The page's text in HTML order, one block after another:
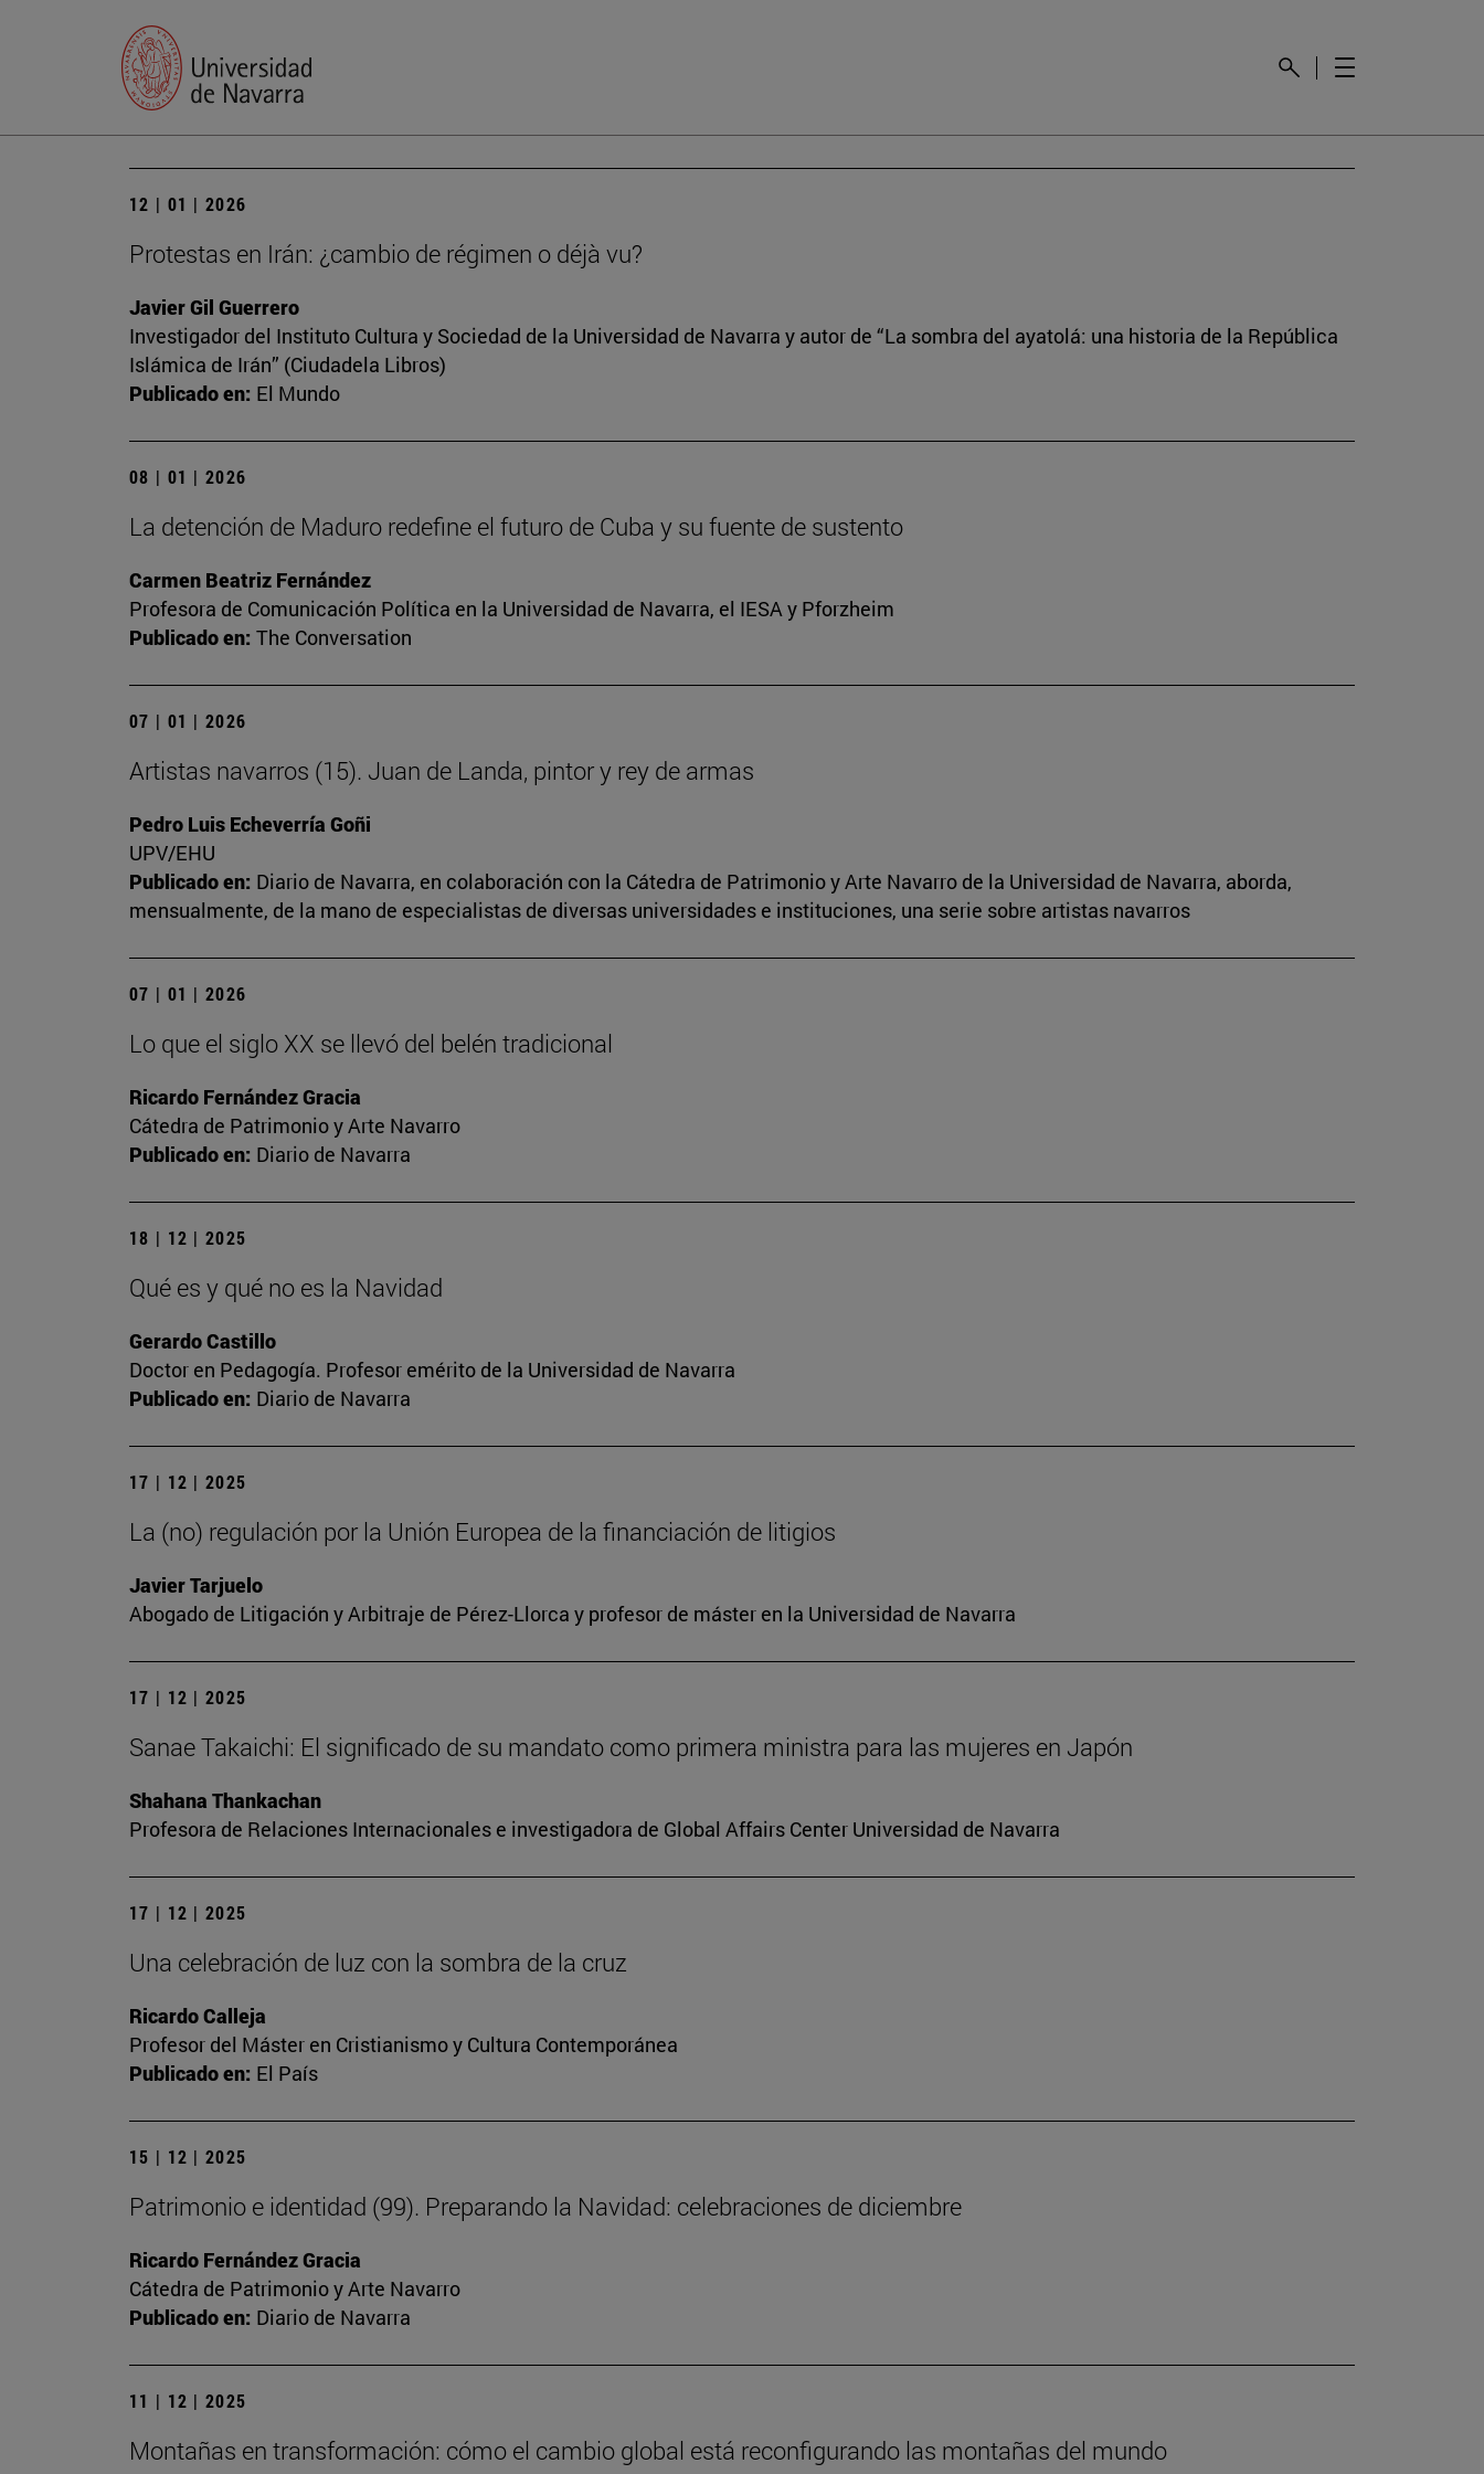
12 | 01 | 2026
Protestas en Irán: ¿cambio de régimen o déjà vu?
Javier Gil Guerrero
Investigador del Instituto Cultura y Sociedad de la Universidad de Navarra y autor de “La sombra del ayatolá: una historia de la República
Islámica de Irán” (Ciudadela Libros)
Publicado en: El Mundo
08 | 01 | 2026
La detención de Maduro redefine el futuro de Cuba y su fuente de sustento
Carmen Beatriz Fernández
Profesora de Comunicación Política en la Universidad de Navarra, el IESA y Pforzheim
Publicado en: The Conversation
07 | 01 | 2026
Artistas navarros (15). Juan de Landa, pintor y rey de armas
Pedro Luis Echeverría Goñi
UPV/EHU
Publicado en: Diario de Navarra, en colaboración con la Cátedra de Patrimonio y Arte Navarro de la Universidad de Navarra, aborda,
mensualmente, de la mano de especialistas de diversas universidades e instituciones, una serie sobre artistas navarros
07 | 01 | 2026
Lo que el siglo XX se llevó del belén tradicional
Ricardo Fernández Gracia
Cátedra de Patrimonio y Arte Navarro
Publicado en: Diario de Navarra
18 | 12 | 2025
Qué es y qué no es la Navidad
Gerardo Castillo
Doctor en Pedagogía. Profesor emérito de la Universidad de Navarra
Publicado en: Diario de Navarra
17 | 12 | 2025
La (no) regulación por la Unión Europea de la financiación de litigios
Javier Tarjuelo
Abogado de Litigación y Arbitraje de Pérez-Llorca y profesor de máster en la Universidad de Navarra
17 | 12 | 2025
Sanae Takaichi: El significado de su mandato como primera ministra para las mujeres en Japón
Shahana Thankachan
Profesora de Relaciones Internacionales e investigadora de Global Affairs Center Universidad de Navarra
17 | 12 | 2025
Una celebración de luz con la sombra de la cruz
Ricardo Calleja
Profesor del Máster en Cristianismo y Cultura Contemporánea
Publicado en: El País
15 | 12 | 2025
Patrimonio e identidad (99). Preparando la Navidad: celebraciones de diciembre
Ricardo Fernández Gracia
Cátedra de Patrimonio y Arte Navarro
Publicado en: Diario de Navarra
11 | 12 | 2025
Montañas en transformación: cómo el cambio global está reconfigurando las montañas del mundo